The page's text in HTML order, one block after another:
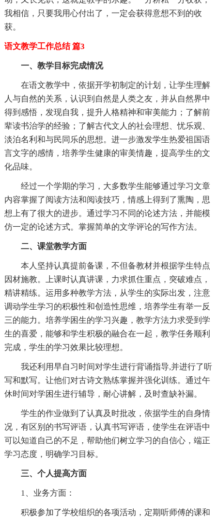
我相信，只要我用心付出了，一定会获得意想不到的收
获。
语文教学工作总结 篇3
一、教学目标完成情况
在语文教学中，依据开学初制定的计划，让学生理解
人与自然的关系，认识到自然是人类之友，并从自然界中
得到感悟，发现自我，提升人格精神和审美能力；了解前
辈读书治学的经验；了解古代文人的社会理想、忧乐观、
淡泊名利和与民同乐的思想。进一步激发学生热爱祖国语
言文字的感情，培养学生健康的审美情趣，提高学生的文
化品味。
经过一个学期的学习，大多数学生能够通过学习文章
内容掌握了阅读方法和阅读技巧，情感上得到了熏陶，思
想上有了很大的进步。通过学习不同的论述方法，并能模
仿一定的论述方式。掌握简单的文学评论的写作方法。
二、课堂教学方面
本人坚持认真提前备课，不但备教材并根据学生特点
因材施教。上课时认真讲课，力求抓住重点，突破难点，
精讲精练。运用多种教学方法，从学生的实际出发，注意
调动学生学习的积极性和创造性思维，培养学生有举一反
三的能力。培养学困生的学习兴趣，教学方法力求受到学
生的喜爱，能够和学生积极的融合在一起，教学任务顺利
完成，学生的学习效果比较理想。
我还利用早自习时间对学生进行背诵指导,并进行了听
写和默写。让他们对古诗文熟练掌握并强化训练。通过午
休时间对学困生进行辅导，耐心讲解，及时查缺补漏。
学生的作业做到了认真及时批改，依据学生的自身情
况，有区别的书写评语，认真书写评语，使学生在评语中
可以知道自己的不足，帮助他们树立学习的自信心，端正
学习态度，明确学习目标。
三、个人提高方面
1、业务方面：
积极参加了学校组织的各项活动，定期听师傅的课和